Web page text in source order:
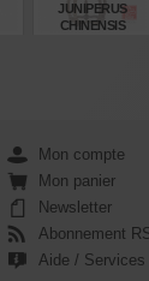
JUNIPERUS
CHINENSIS
Mon compte
Mon panier
Newsletter
Abonnement
Aide / Services